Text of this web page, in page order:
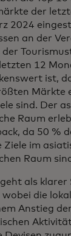
der
2024
an der
der
12
ist,
Märkte
sind. Der
Raum
da 50 %
Ziele im
Raum
als klarer
wobei die
Anstieg der